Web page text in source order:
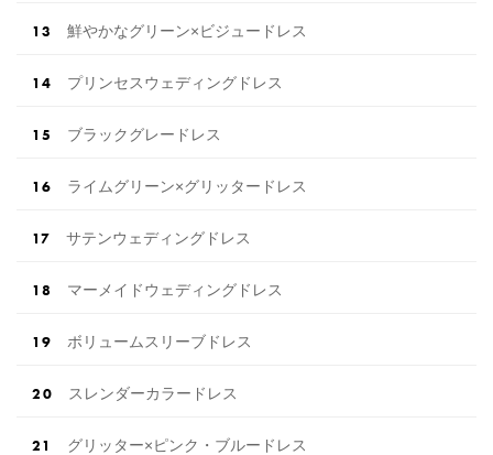
鮮やかなグリーン×ビジュードレス
プリンセスウェディングドレス
ブラックグレードレス
ライムグリーン×グリッタードレス
サテンウェディングドレス
マーメイドウェディングドレス
ボリュームスリーブドレス
スレンダーカラードレス
グリッター×ピンク・ブルードレス